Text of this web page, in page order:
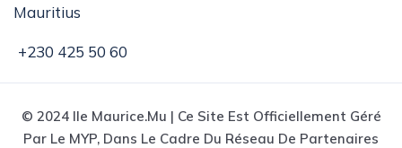
Mauritius
+230 425 50 60
© 2024 Ile Maurice.mu | Ce Site Est Officiellement Géré
Par Le MYP, Dans Le Cadre Du Réseau De Partenaires